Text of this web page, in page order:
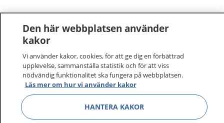
1177 –tryggt om din hälsa och vård
På 1177.se får du råd om hälsa och information om
sjukdomar och vilka mottagningar du kan kontakta.
Logga in för att läsa din journal och göra dina
vårdärenden. Ring telefonnummer 1177 för
sjukvårdsrådgivning dygnet runt.
Den här webbplatsen använder
kakor
Vi använder kakor, cookies, för att ge dig en förbättrad
upplevelse, sammanställa statistik och för att viss
nödvändig funktionalitet ska fungera på webbplatsen.
Läs mer om hur vi använder kakor
HANTERA KAKOR